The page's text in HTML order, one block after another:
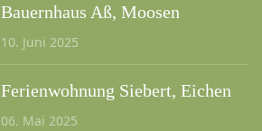
Bauernhaus Aß, Moosen
10. Juni 2025
Ferienwohnung Siebert, Eichen
06. Mai 2025